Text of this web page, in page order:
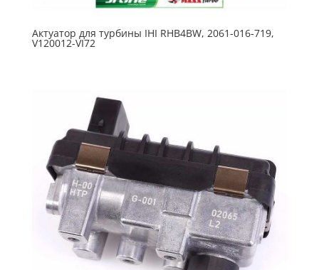
Актуатор для турбины IHI RHB4BW, 2061-016-719,
V120012-VI72